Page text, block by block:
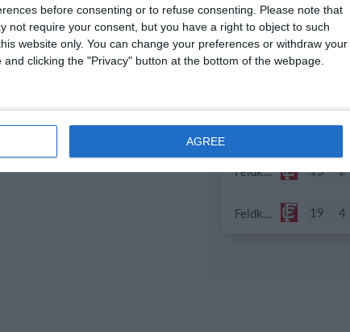
before consenting or to refuse consenting.
Please note that
not require your consent, but you have a right to object to such
website only. You can change your preferences or withdraw your
clicking the "Privacy" button at the bottom of the webpage.
AGREE
5. Juli
Indians 2 20 8
Feldkirch Cardinals U10 15 2
Feldkirch Cardinals U10 19 4